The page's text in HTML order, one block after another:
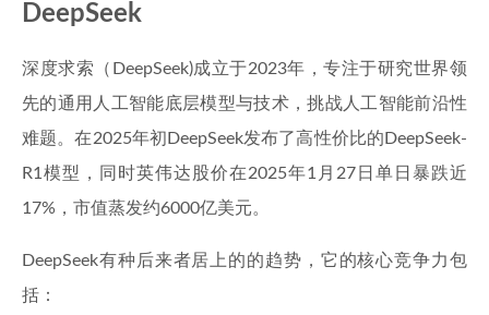
DeepSeek
深度求索（DeepSeek)成立于2023年，专注于研究世界领
先的通用人工智能底层模型与技术，挑战人工智能前沿性
难题。在2025年初DeepSeek发布了高性价比的DeepSeek-
R1模型，同时英伟达股价在2025年1月27日单日暴跌近
17%，市值蒸发约6000亿美元。
DeepSeek有种后来者居上的的趋势，它的核心竞争力包
括：